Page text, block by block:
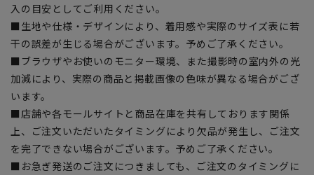
入の目安としてご利用ください。
■生地や仕様・デザインにより、着用感や実際のサイズ表に若
干の誤差が生じる場合がございます。予めご了承ください。
■ブラウザやお使いのモニター環境、また撮影時の室内外の光
加減により、実際の商品と掲載画像の色味が異なる場合がござ
います。
■店舗や各モールサイトと商品在庫を共有しております関係
上、ご注文いただいたタイミングにより欠品が発生し、ご注文
を完了できない場合がございます。予めご了承ください。
■お急ぎ発送のご注文につきましても、ご注文のタイミングに